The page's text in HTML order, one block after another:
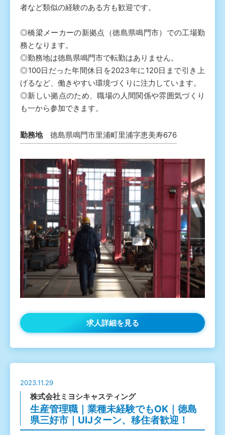
者など類似の経験のある方も歓迎です。
◎橋梁メーカーの新拠点（徳島県鳴門市）での工場勤
務となります。
◎勤務地は徳島県鳴門市で転勤はありません。
◎100日だった年間休日を2023年に120日まで引き上
げるなど、働きやすい環境づくりに注力しています。
◎新しい拠点のため、職場の人間関係や雰囲気づくり
も一から参加できます。
勤務地 徳島県鳴門市里浦町里浦字恵美寿676
求人詳細を見る
2023.11.29
株式会社ミヨシキャスティング
生産管理職｜業種未経験でもOK｜徳島
県三好市｜UIJターン、移住者歓迎！